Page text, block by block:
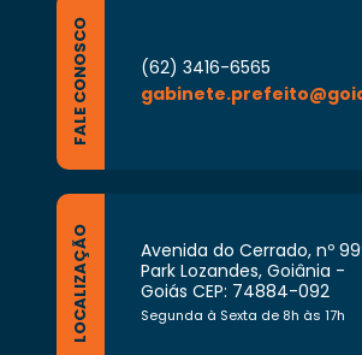
FALE CONOSCO
(62) 3416-6565
LOCALIZAÇÃO
Avenida do Cerrado, nº
Park Lozandes, Goiânia -
Goiás CEP: 74884-092
Segunda à Sexta de 8h às 17h